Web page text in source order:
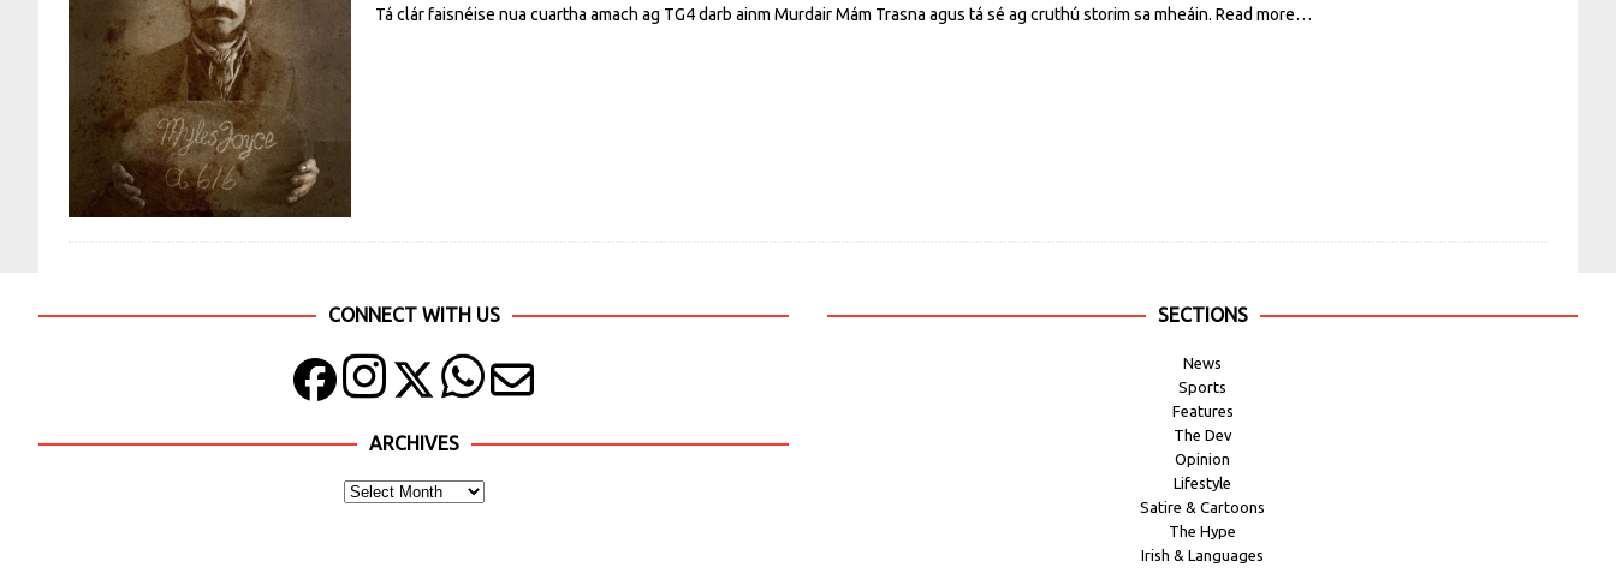
Tá clár faisnéise nua cuartha amach ag TG4 darb ainm Murdair Mám Trasna agus tá sé ag cruthú storim sa mheáin. Read more…
CONNECT WITH US
ARCHIVES
SECTIONS
News
Sports
Features
The Dev
Opinion
Lifestyle
Satire & Cartoons
The Hype
Irish & Languages